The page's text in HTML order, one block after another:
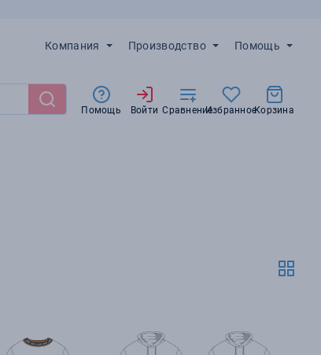
Компания Производство Помощь
Помощь Войти СравнениеИзбранноеКорзина